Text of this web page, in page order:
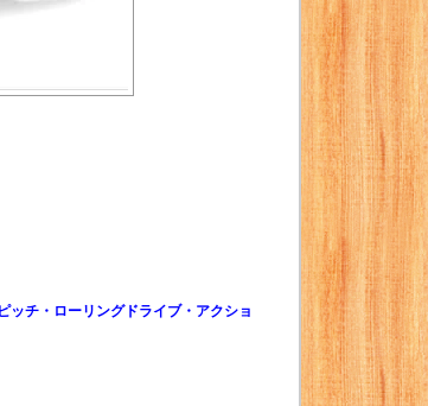
ッチ・ローリングドライブ・アクショ